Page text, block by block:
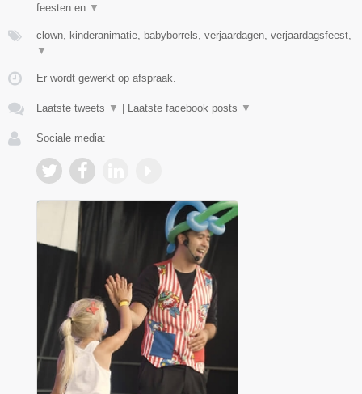
feesten en ▼
clown, kinderanimatie, babyborrels, verjaardagen, verjaardagsfeest,
▼
Er wordt gewerkt op afspraak.
Laatste tweets ▼ Laatste facebook posts ▼
Sociale media: